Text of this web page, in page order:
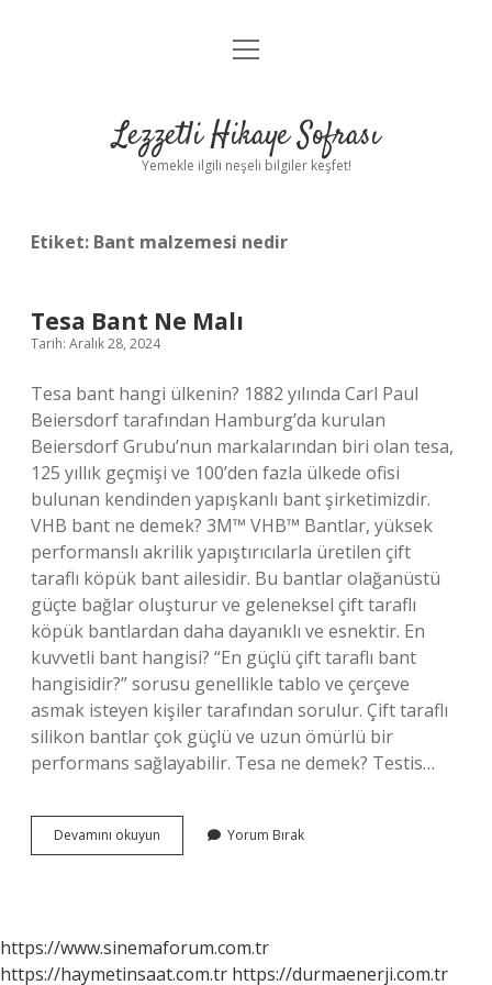
Anasayfa
Yasal Uyarı
menüyü
Lezzetli Hikaye Sofrası
Yemekle ilgili neşeli bilgiler keşfet!
Etiket: Bant malzemesi nedir
Tesa Bant Ne Malı
Tarih: Aralık 28, 2024
Tesa bant hangi ülkenin? 1882 yılında Carl Paul
Beiersdorf tarafından Hamburg’da kurulan
Beiersdorf Grubu’nun markalarından biri olan tesa,
125 yıllık geçmişi ve 100’den fazla ülkede ofisi
bulunan kendinden yapışkanlı bant şirketimizdir.
VHB bant ne demek? 3M™ VHB™ Bantlar, yüksek
performanslı akrilik yapıştırıcılarla üretilen çift
taraflı köpük bant ailesidir. Bu bantlar olağanüstü
güçte bağlar oluşturur ve geleneksel çift taraflı
köpük bantlardan daha dayanıklı ve esnektir. En
kuvvetli bant hangisi? “En güçlü çift taraflı bant
hangisidir?” sorusu genellikle tablo ve çerçeve
asmak isteyen kişiler tarafından sorulur. Çift taraflı
silikon bantlar çok güçlü ve uzun ömürlü bir
performans sağlayabilir. Tesa ne demek? Testis…
Devamını okuyun
Bant
Yorum Bırak
https://www.sinemaforum.com.tr
https://haymetinsaat.com.tr https://durmaenerji.com.tr